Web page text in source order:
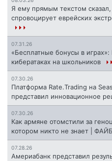
Я ему прямым текстом сказал,
спровоцирует еврейских
07.31.26
«Бесплатные бонусы в
кибератаках на школьников
07.30.26
Платформа Rate.Trading на
представил инновационное
07.30.26
Как армяне отомстили за
котором никто не знает | ФАЙБ
07.28.26
Америабанк представил